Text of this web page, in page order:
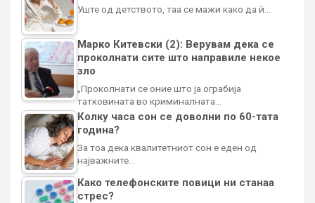
Уште од детството, таа се мажи како да ѝ…
Марко Китевски (2): Верувам дека се
проколнати сите што направиле некое
зло
„Проколнати се оние што ја ограбија
татковината во криминалната…
Колку часа сон се доволни по 60-тата
година?
За тоа дека квалитетниот сон е еден од
најважните…
Како телефонските повици ни станаа
стрес?